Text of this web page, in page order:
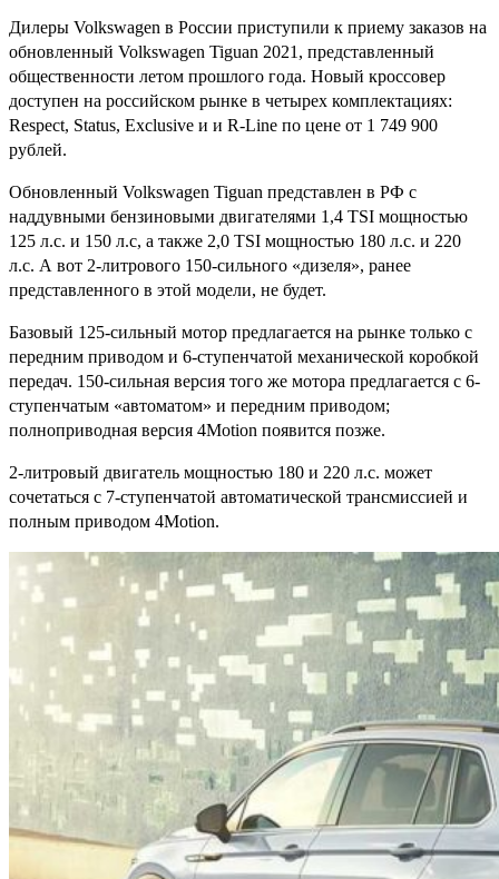
Дилеры Volkswagen в России приступили к приему заказов на
обновленный Volkswagen Tiguan 2021, представленный
общественности летом прошлого года. Новый кроссовер
доступен на российском рынке в четырех комплектациях:
Respect, Status, Exclusive и и R-Line по цене от 1 749 900
рублей.
Обновленный Volkswagen Tiguan представлен в РФ с
наддувными бензиновыми двигателями 1,4 TSI мощностью
125 л.с. и 150 л.с, а также 2,0 TSI мощностью 180 л.с. и 220
л.с. А вот 2-литрового 150-сильного «дизеля», ранее
представленного в этой модели, не будет.
Базовый 125-сильный мотор предлагается на рынке только с
передним приводом и 6-ступенчатой механической коробкой
передач. 150-сильная версия того же мотора предлагается с 6-
ступенчатым «автоматом» и передним приводом;
полноприводная версия 4Motion появится позже.
2-литровый двигатель мощностью 180 и 220 л.с. может
сочетаться с 7-ступенчатой автоматической трансмиссией и
полным приводом 4Motion.